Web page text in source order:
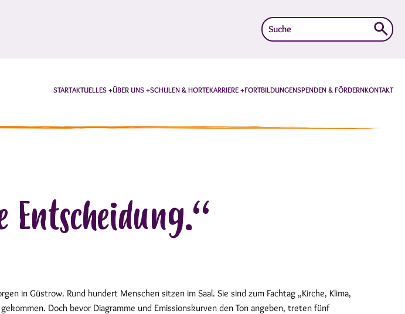
Suche
nach:
STARTAKTUELLES ÜBER UNS SCHULEN & HORTEKARRIERE FORTBILDUNGENSPENDEN & FÖRDERNKONTAKT
in Güstrow. Rund hundert Menschen sitzen im Saal. Sie sind zum Fachtag „Kirche, Klima,
Doch bevor Diagramme und Emissionskurven den Ton angeben, treten fünf